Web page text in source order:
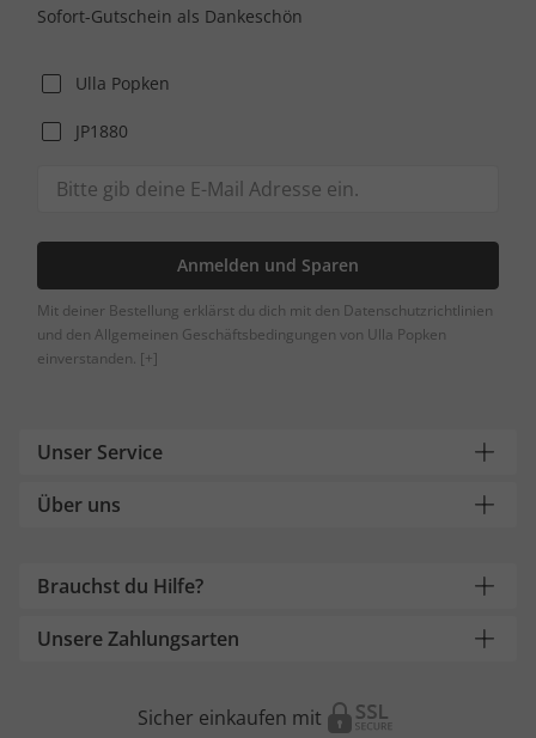
Sofort-Gutschein als Dankeschön
Ulla Popken
JP1880
Anmelden und Sparen
Mit deiner Bestellung erklärst du dich mit den Datenschutzrichtlinien
und den Allgemeinen Geschäftsbedingungen von Ulla Popken
einverstanden. [+]
Unser Service
Über uns
Brauchst du Hilfe?
Unsere Zahlungsarten
Sicher einkaufen mit